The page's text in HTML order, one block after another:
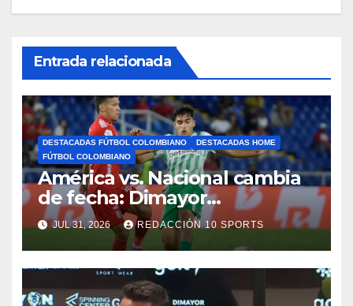
Entrada relacionada
DESTACADAS FÚTBOL COLOMBIANO
DESTACADAS HOME
FÚTBOL COLOMBIANO
América vs. Nacional cambia
de fecha: Dimayor
reprogramó el clásico por
motivos de seguridad
JUL 31, 2026 REDACCIÓN 10 SPORTS